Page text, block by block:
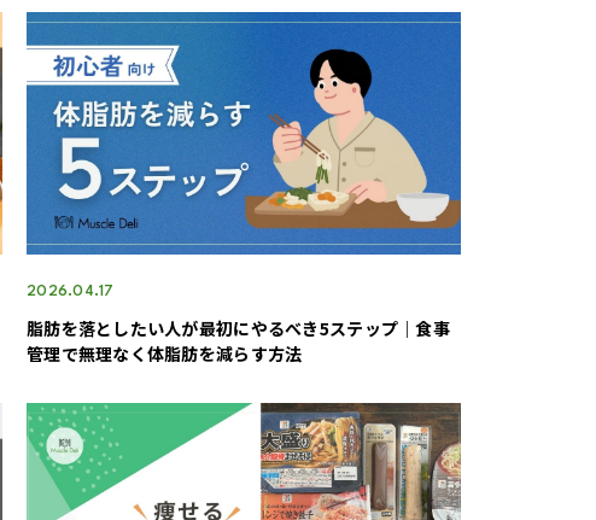
2026.04.17
脂肪を落としたい人が最初にやるべき5ステップ｜食事
管理で無理なく体脂肪を減らす方法